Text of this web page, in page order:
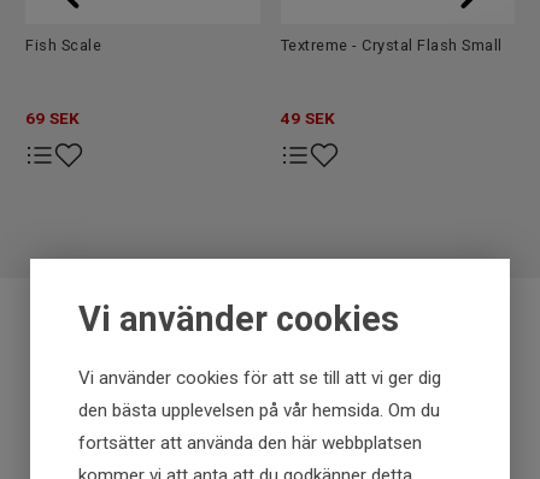
Vi använder cookies
Vi använder cookies för att se till att vi ger dig
den bästa upplevelsen på vår hemsida. Om du
fortsätter att använda den här webbplatsen
Fish Scale
69 SEK
Textreme - Crystal Flash Small
49 SEK